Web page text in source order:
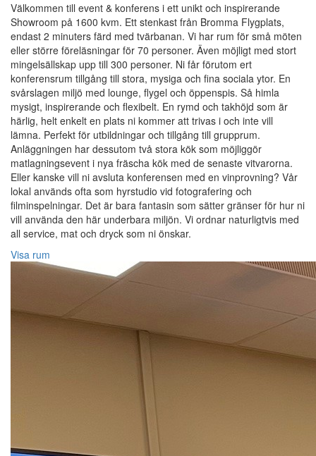
Välkommen till event & konferens i ett unikt och inspirerande
Showroom på 1600 kvm. Ett stenkast från Bromma Flygplats,
endast 2 minuters färd med tvärbanan. Vi har rum för små möten
eller större föreläsningar för 70 personer. Även möjligt med stort
mingelsällskap upp till 300 personer. Ni får förutom ert
konferensrum tillgång till stora, mysiga och fina sociala ytor. En
svårslagen miljö med lounge, flygel och öppenspis. Så himla
mysigt, inspirerande och flexibelt. En rymd och takhöjd som är
härlig, helt enkelt en plats ni kommer att trivas i och inte vill
lämna. Perfekt för utbildningar och tillgång till grupprum.
Anläggningen har dessutom två stora kök som möjliggör
matlagningsevent i nya fräscha kök med de senaste vitvarorna.
Eller kanske vill ni avsluta konferensen med en vinprovning? Vår
lokal används ofta som hyrstudio vid fotografering och
filminspelningar. Det är bara fantasin som sätter gränser för hur ni
vill använda den här underbara miljön. Vi ordnar naturligtvis med
all service, mat och dryck som ni önskar.
Visa rum